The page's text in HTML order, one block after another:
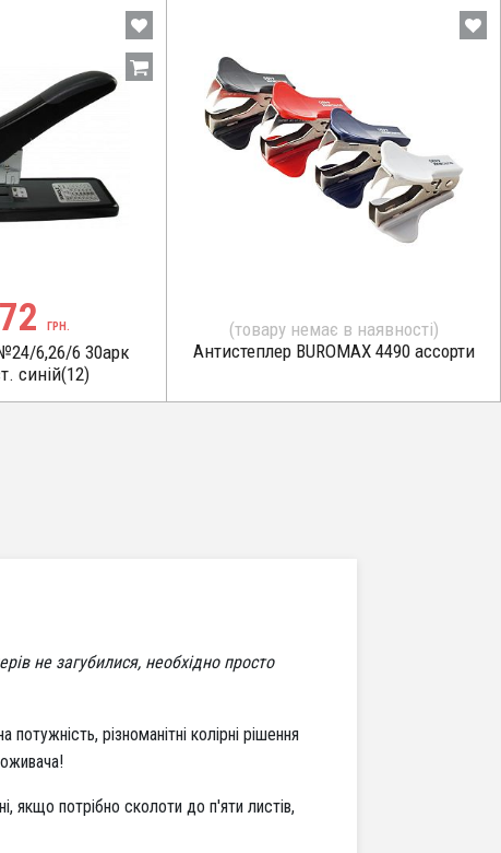
ГРН.
6,26/6 30арк
синій(12)
(товару немає в наявності)
Антистеплер BUROMAX 4490 ассорти
не загубилися, необхідно просто
потужність, різноманітні колірні рішення
якщо потрібно сколоти до п'яти листів,